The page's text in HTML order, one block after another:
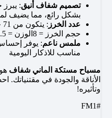
تصميم شفاف أنيق:
بشكل رائع، مما يضيف
عدد الخرز : يتكون من 71 حبة، مما يسهل عملية التسبيح .
حجم الخرز = 8الوزن = 34.5
ملمس ناعم: يوفر
مناسب للاذكار اليومية
مسباح مستكة الماني شفاف
الأناقة والجودة في
وتأثيره!
#FM1